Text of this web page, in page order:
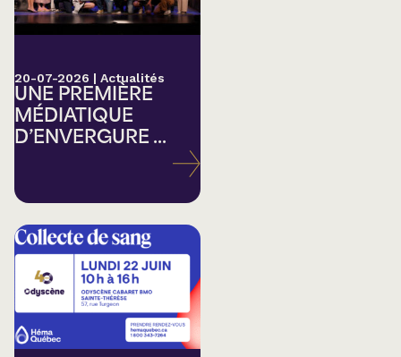
20-07-2026 | Actualités
UNE PREMIÈRE
MÉDIATIQUE
D’ENVERGURE ...